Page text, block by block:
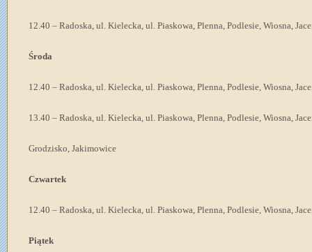
12.40 – Radoska, ul. Kielecka, ul. Piaskowa, Plenna, Podlesie, Wiosna,
Środa
12.40 – Radoska, ul. Kielecka, ul. Piaskowa, Plenna, Podlesie, Wiosna,
13.40 – Radoska, ul. Kielecka, ul. Piaskowa, Plenna, Podlesie, Wiosna,
Grodzisko, Jakimowice
Czwartek
12.40 – Radoska, ul. Kielecka, ul. Piaskowa, Plenna, Podlesie, Wiosna,
Piątek